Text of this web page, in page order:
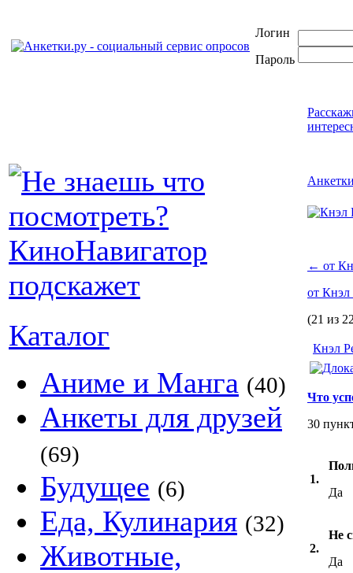
Логин
Пароль
Каталог
Аниме и Манга (40)
Анкеты для друзей
(69)
Будущее (6)
Еда, Кулинария (32)
Животные,
← от
от
(21 из
Кнэл
Что
30
1.
Да
2.
Не
Да